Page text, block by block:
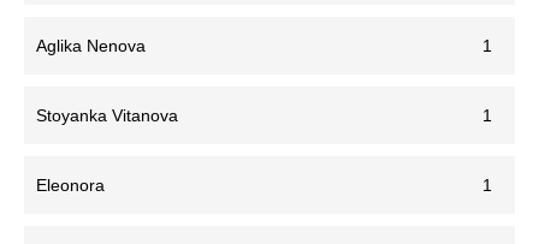
Aglika Nenova 1
Stoyanka Vitanova 1
Eleonora 1